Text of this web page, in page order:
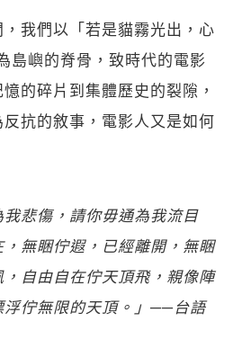
我們以「若是貓霧光出，心
島嶼的脊骨，致時代的電影
的碎片到集體歷史的裂隙，
抗的敘事，電影人又是如何
我悲傷，請你毋通為我流目
無睏佇遐，已經離開，無睏
自由自在佇天頂飛，親像陣
浮佇無限的天頂。」──台語